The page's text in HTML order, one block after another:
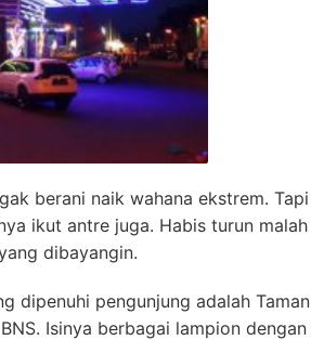
berani naik wahana ekstrem. Tapi
ikut antre juga. Habis turun malah
dibayangin.
dipenuhi pengunjung adalah Taman
Isinya berbagai lampion dengan